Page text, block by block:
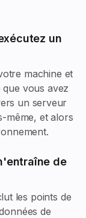
un
machine et
vous avez
un serveur
même, et alors
de
les points de
de